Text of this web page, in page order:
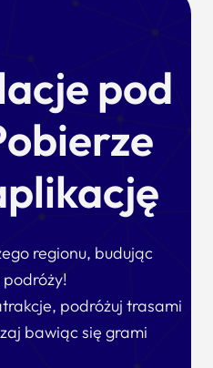
pod
regionu, budując
podróżuj trasami
bawiąc się grami